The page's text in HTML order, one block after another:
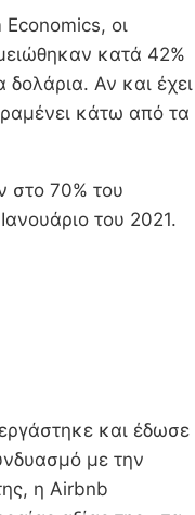
οι
κατά 42%
Αν και έχει
κάτω από τα
στο 70% του
του 2021.
και έδωσε
με την
η Airbnb